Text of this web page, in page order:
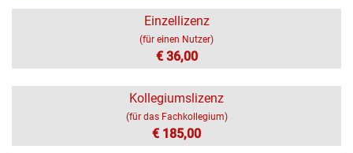
Einzellizenz
(für einen Nutzer)
€ 36,00
Kollegiumslizenz
(für das Fachkollegium)
€ 185,00